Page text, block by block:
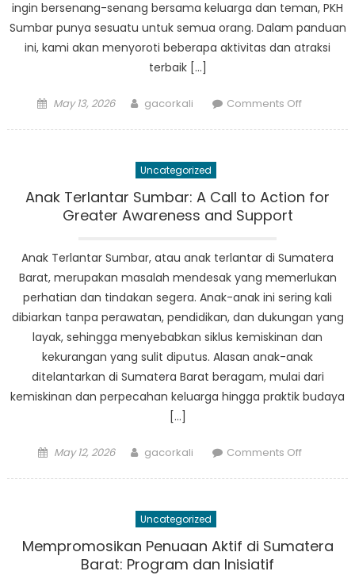
ingin bersenang-senang bersama keluarga dan teman, PKH
Sumbar punya sesuatu untuk semua orang. Dalam panduan
ini, kami akan menyoroti beberapa aktivitas dan atraksi
terbaik […]
Posted
May 13, 2026 Author
gacorkali Comments Offon
Terbaik
Uncategorized
Anak Terlantar Sumbar: A Call to Action for
Greater Awareness and Support
Anak Terlantar Sumbar, atau anak terlantar di Sumatera
Barat, merupakan masalah mendesak yang memerlukan
perhatian dan tindakan segera. Anak-anak ini sering kali
dibiarkan tanpa perawatan, pendidikan, dan dukungan yang
layak, sehingga menyebabkan siklus kemiskinan dan
kekurangan yang sulit diputus. Alasan anak-anak
ditelantarkan di Sumatera Barat beragam, mulai dari
kemiskinan dan perpecahan keluarga hingga praktik budaya
[…]
Posted
May 12, 2026 Author
gacorkali Comments Offon
Call
Uncategorized
Mempromosikan Penuaan Aktif di Sumatera
Barat: Program dan Inisiatif